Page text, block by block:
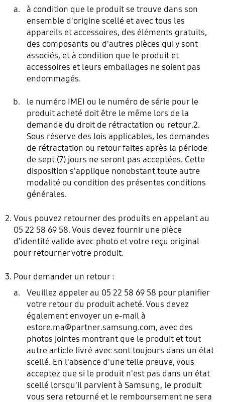
à condition que le produit se trouve dans son
ensemble d'origine scellé et avec tous les
appareils et accessoires, des éléments gratuits,
des composants ou d'autres pièces qui y sont
associés, et à condition que le produit et
accessoires et leurs emballages ne soient pas
endommagés.
le numéro IMEI ou le numéro de série pour le
produit acheté doit être le même lors de la
demande du droit de rétractation ou retour.2.
Sous réserve des lois applicables, les demandes
de rétractation ou retour faites après la période
de sept (7) jours ne seront pas acceptées. Cette
disposition s'applique nonobstant toute autre
modalité ou condition des présentes conditions
générales.
Vous pouvez retourner des produits en appelant au
05 22 58 69 58. Vous devez fournir une pièce
d'identité valide avec photo et votre reçu original
pour retourner votre produit.
Pour demander un retour :
Veuillez appeler au 05 22 58 69 58 pour planifier
votre retour du produit acheté. Vous devez
également envoyer un e-mail à
estore.ma@partner.samsung.com, avec des
photos jointes montrant que le produit et tout
autre article livré avec sont toujours dans un état
scellé. En l'absence d'une telle preuve, vous
acceptez que si le produit n'est pas dans un état
scellé lorsqu'il parvient à Samsung, le produit
vous sera retourné et le remboursement ne sera